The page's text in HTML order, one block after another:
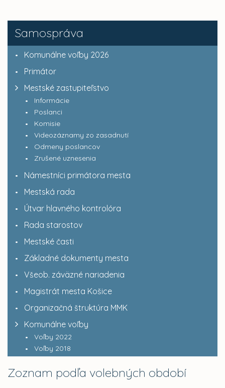
Samospráva
Komunálne voľby 2026
Primátor
Mestské zastupiteľstvo
Informácie
Poslanci
Komisie
Videozáznamy zo zasadnutí
Odmeny poslancov
Zrušené uznesenia
Námestníci primátora mesta
Mestská rada
Útvar hlavného kontrolóra
Rada starostov
Mestské časti
Základné dokumenty mesta
Všeob. záväzné nariadenia
Magistrát mesta Košice
Organizačná štruktúra MMK
Komunálne voľby
Voľby 2022
Voľby 2018
Zoznam podľa volebných období